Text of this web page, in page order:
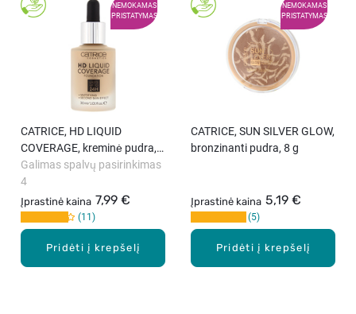
NEMOKAMAS
PRISTATYMAS
Pridėti į krepšelį
CATRICE, HD LIQUID
COVERAGE, kreminė pudra,
30 ml
Įprastinė kaina 7,99 €
Galimas spalvų pasirinkimas
4
11
NEMOKAMAS
PRISTATYMAS
Pridėti į krepšelį
CATRICE, SUN SILVER GLOW,
bronzinanti pudra, 8 g
Įprastinė kaina 5,19 €
5